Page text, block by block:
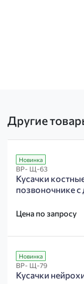
Другие
Новинка
ВР- Щ-63
Кусачки
позвоночнике
Цена по запросу
Новинка
ВР- Щ-79
Кусачки